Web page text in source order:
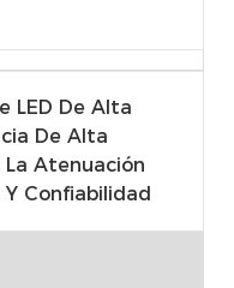
LED De Alta
De Alta
La Atenuación
Confiabilidad